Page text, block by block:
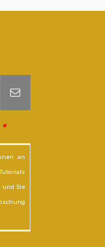
*
an
und Sie